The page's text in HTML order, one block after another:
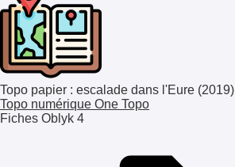
Topo papier : escalade dans l'Eure (2019)
Topo numérique One Topo
Fiches Oblyk 4